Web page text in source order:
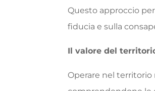
Questo approccio
fiducia e sulla
Il valore del
Operare nel territorio